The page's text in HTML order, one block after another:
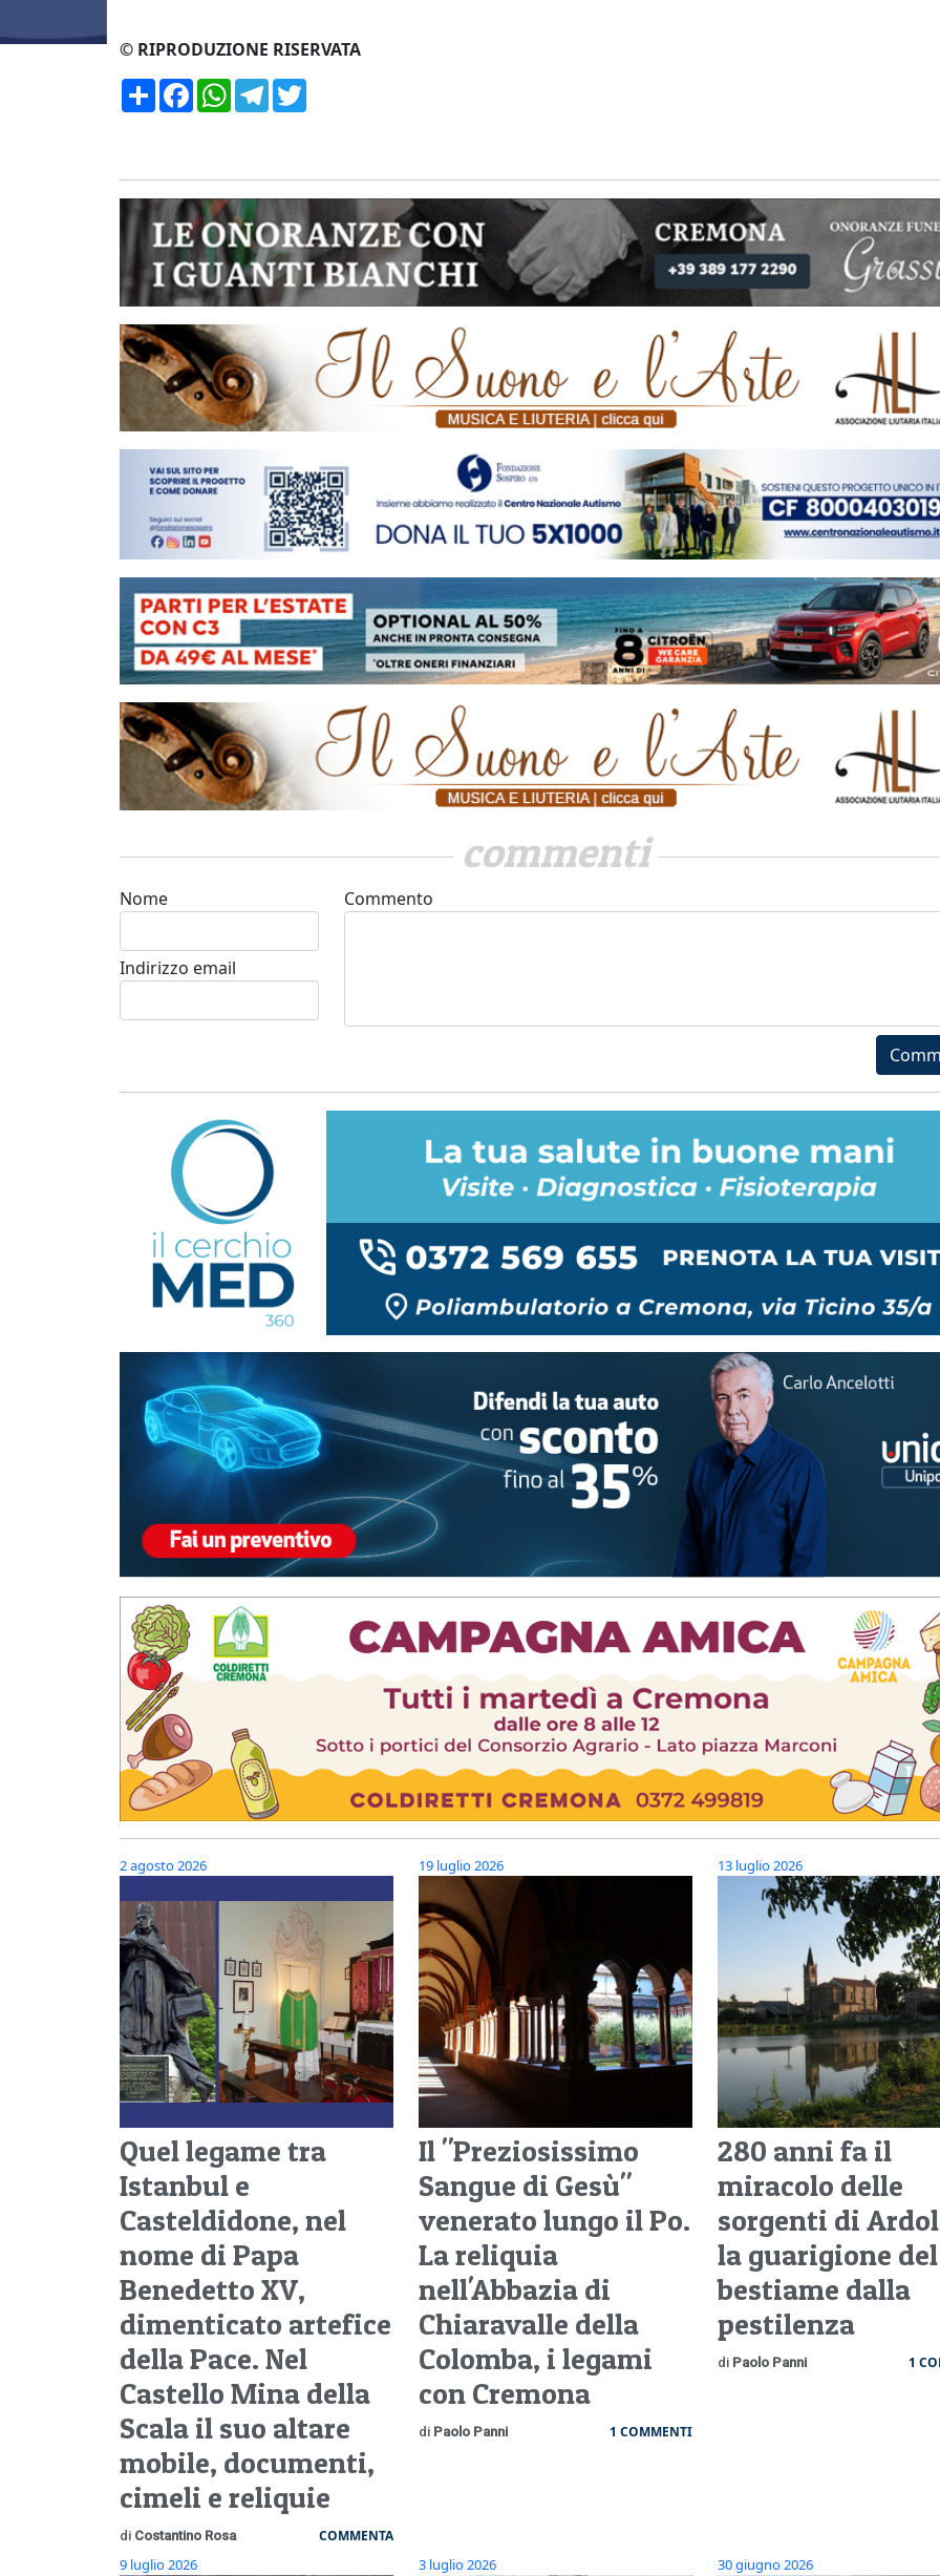
© RIPRODUZIONE RISERVATA
CondividiFacebookWhatsApp
Telegram
commenti
Nome
Indirizzo email
Commento
2 agosto 2026
Quel legame tra
Istanbul e
Casteldidone, nel
nome di Papa
Benedetto XV,
dimenticato artefice
della Pace. Nel
Castello Mina della
Scala il suo altare
mobile, documenti,
cimeli e reliquie
di Costantino Rosa COMMENTA
19 luglio 2026
Il "Preziosissimo
Sangue di Gesù"
venerato lungo il Po.
La reliquia
nell'Abbazia di
Chiaravalle della
Colomba, i legami
con Cremona
di Paolo Panni 1 COMMENTI
13 luglio 2026
280 anni fa il
miracolo delle
sorgenti di
la guarigione del
bestiame dalla
pestilenza
di Paolo Panni 1
9 luglio 2026 3 luglio 2026 30 giugno 2026